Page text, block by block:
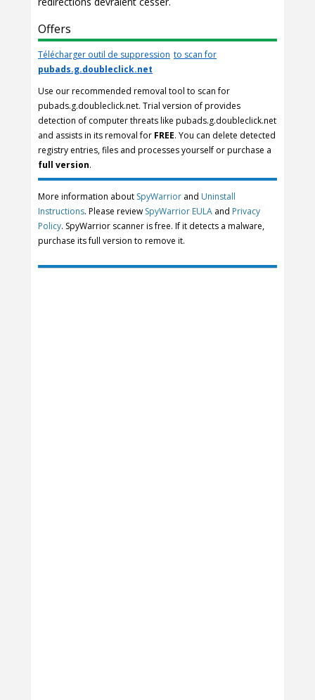
Offers
Télécharger outil de suppression to scan for
pubads.g.doubleclick.net
Use our recommended removal tool to scan for
pubads.g.doubleclick.net. Trial version of provides
detection of computer threats like pubads.g.doubleclick.net
and assists in its removal for FREE. You can delete detected
registry entries, files and processes yourself or purchase a
full version.
More information about SpyWarrior and Uninstall
Instructions. Please review SpyWarrior EULA and Privacy
Policy. SpyWarrior scanner is free. If it detects a malware,
purchase its full version to remove it.